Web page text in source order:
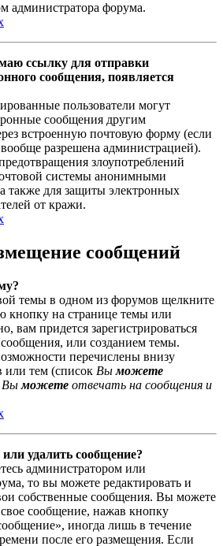
администратора форума.
ссылку для отправки
сообщения, появляется
пользователи могут
сообщения другим
встроенную почтовую форму (если
разрешена администрацией).
злоупотреблений
системы анонимными
также для защиты электронных
от кражи.
сообщений
темы в одном из форумов щелкните
кнопку на странице темы или
вам придется зарегистрироваться
или созданием темы.
перечислены внизу
или тем (список Выможете
Выможете отвечать на сообщения и
удалить сообщение?
администратором или
то вы можете редактировать и
собственные сообщения. Вы можете
свое сообщение, нажав кнопку
иногда лишь в течение
после его размещения. Если